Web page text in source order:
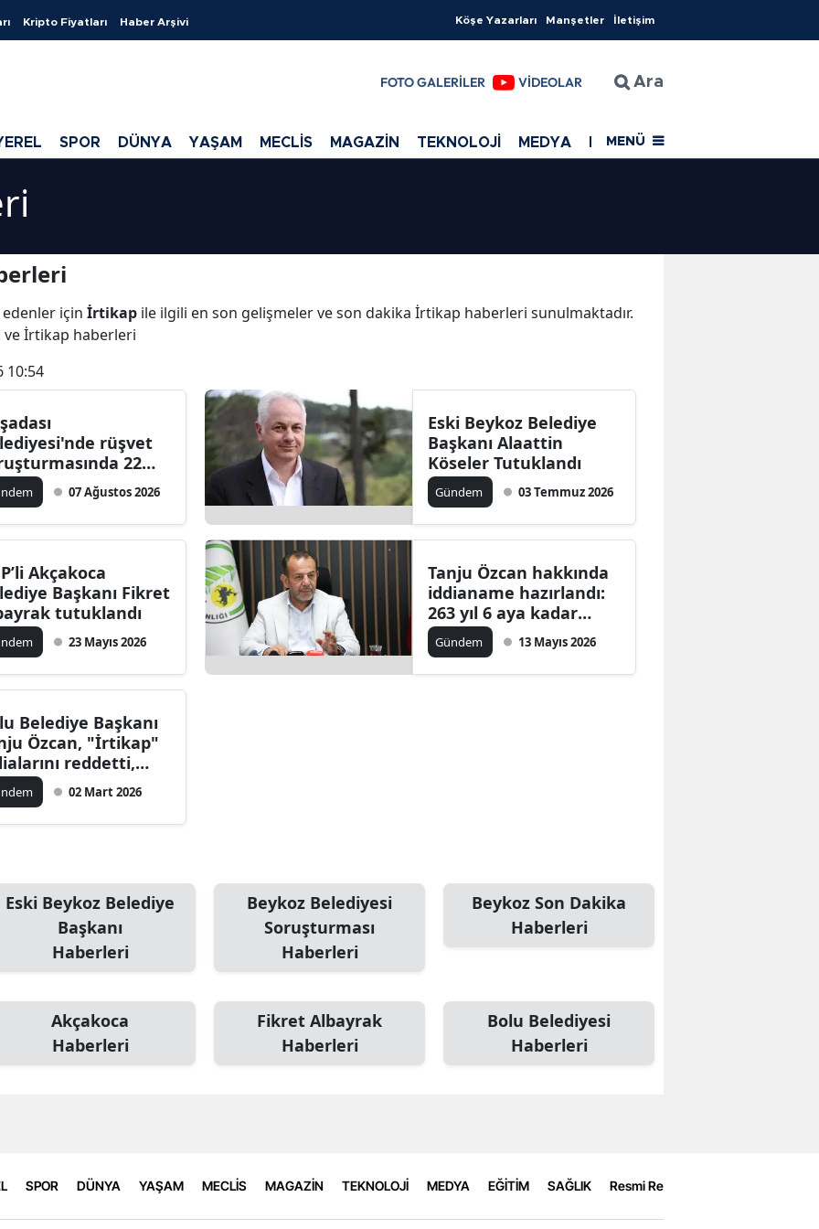
Kripto Fiyatları Haber Arşivi Köşe Yazarları Manşetler İletişim
FOTO GALERİLER VİDEOLAR Ara
SPOR DÜNYA YAŞAM MECLİS MAGAZİN TEKNOLOJİ MEDYA EĞİTİM SAĞLIK
MENÜ
için İrtikap ile ilgili en son gelişmeler ve son dakika İrtikap haberleri sunulmaktadır.
İrtikap haberleri
10:54
rüşvet
22
gözaltı kararı
07 Ağustos 2026
Eski Beykoz Belediye
Başkanı Alaattin
Köseler Tutuklandı
Gündem 03 Temmuz 2026
Akçakoca
Başkanı Fikret
tutuklandı
23 Mayıs 2026
Tanju Özcan hakkında
iddianame hazırlandı:
263 yıl 6 aya kadar
hapis istemi
Gündem 13 Mayıs 2026
Belediye Başkanı
Özcan, "İrtikap"
reddetti,
talebine
verdi 02 Mart 2026
Eski Beykoz Belediye
Başkanı
Haberleri
Beykoz Belediyesi
Soruşturması
Haberleri
Beykoz Son Dakika
Haberleri
Akçakoca
Haberleri
Fikret Albayrak
Haberleri
Bolu Belediyesi
Haberleri
SPOR DÜNYA YAŞAM MECLİS MAGAZİN TEKNOLOJİ MEDYA EĞİTİM SAĞLIK Resmi Reklamlar